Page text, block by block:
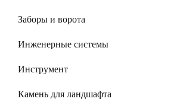
Заборы и ворота
Инженерные системы
Инструмент
Камень для ландшафта